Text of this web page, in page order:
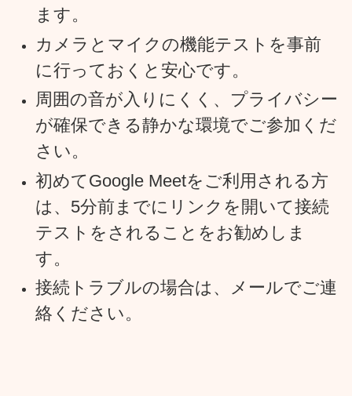
ます。
カメラとマイクの機能テストを事前
に行っておくと安心です。
周囲の音が入りにくく、プライバシー
が確保できる静かな環境でご参加くだ
さい。
初めてGoogle Meetをご利用される方
は、5分前までにリンクを開いて接続
テストをされることをお勧めしま
す。
接続トラブルの場合は、メールでご連
絡ください。